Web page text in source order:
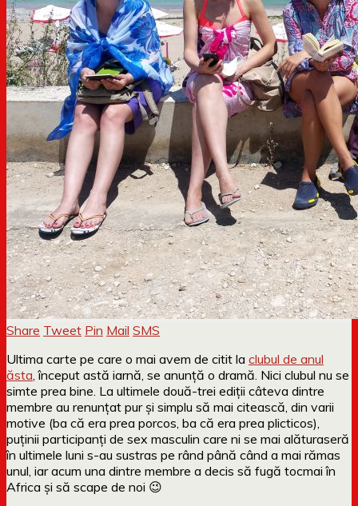
Share Tweet Pin Mail SMS
Ultima carte pe care o mai avem de citit la clubul de anul
ăsta , început astă iarnă, se anunță o dramă. Nici clubul nu se
simte prea bine. La ultimele două-trei ediții câteva dintre
membre au renunțat pur și simplu să mai citească, din varii
motive (ba că era prea porcos, ba că era prea plicticos),
puținii participanți de sex masculin care ni se mai alăturaseră
în ultimele luni s-au sustras pe rând până când a mai rămas
unul, iar acum una dintre membre a decis să fugă tocmai în
Africa și să scape de noi 😉